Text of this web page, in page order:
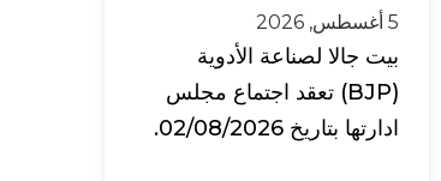
5 أغسطس, 2026
بيت جالا لصناعة الأدوية
(BJP) تعقد اجتماع مجلس
ادارتها بتاريخ 02/08/2026.